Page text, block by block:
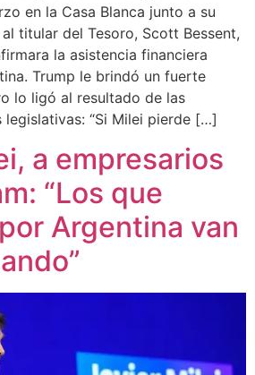
en la Casa Blanca junto a su
titular del Tesoro, Scott Bessent,
la asistencia financiera
Trump le brindó un fuerte
lo ligó al resultado de las
legislativas: “Si Milei pierde […]
a empresarios
“Los que
Argentina van